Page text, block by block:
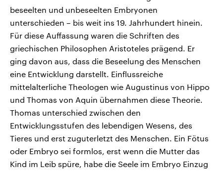
beseelten und unbeseelten Embryonen
unterschieden – bis weit ins 19. Jahrhundert hinein.
Für diese Auffassung waren die Schriften des
griechischen Philosophen Aristoteles prägend. Er
ging davon aus, dass die Beseelung des Menschen
eine Entwicklung darstellt. Einflussreiche
mittelalterliche Theologen wie Augustinus von Hippo
und Thomas von Aquin übernahmen diese Theorie.
Thomas unterschied zwischen den
Entwicklungsstufen des lebendigen Wesens, des
Tieres und erst zuguterletzt des Menschen. Ein Fötus
oder Embryo sei formlos, erst wenn die Mutter das
Kind im Leib spüre, habe die Seele im Embryo Einzug